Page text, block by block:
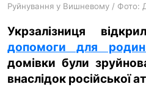
Руйнування у Вишневому / Фото:
Укрзалізниця
допомоги для родин
домівки були
внаслідок російської